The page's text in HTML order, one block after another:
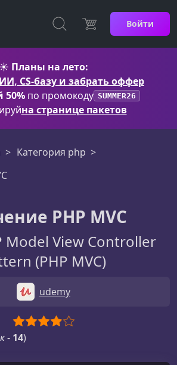
Войти
☀️ Планы на лето:
CS-базу и забрать оффер
50% по промокоду SUMMER26
на странице пакетов
Категория php
PHP MVC
Model View Controller
(PHP MVC)
udemy
- 14)